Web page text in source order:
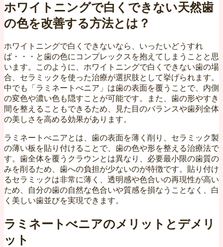
ホワイトニングで白くできない天然歯
の色を改善する方法とは？
ホワイトニングで白くできないなら、いったいどうすれ
ば・・・と歯の色にコンプレックスを抱えてしまうことと思
います。このように、ホワイトニングで白くできない歯の場
合、セラミックを使った治療が選択肢として挙げられます。
中でも「ラミネートべニア」は歯の表面を覆うことで、内側
の変色や濃い色も隠すことが可能です。また、歯の形やすき
間を整えることもできるため、見た目のバランスや歯列全体
の美しさを高める効果があります。
ラミネートべニアとは、歯の表面を薄く削り、セラミック製
の薄い板を貼り付けることで、歯の色や形を整える治療法で
す。歯全体を覆うクラウンとは異なり、必要最小限の歯質の
みを削るため、歯への負担が少ないのが特徴です。貼り付け
るセラミックは非常に薄く、透明感や色合いの再現性が高い
ため、自分の歯の自然な色合いや質感を損なうことなく、白
く美しい歯並びを実現できます。
ラミネートべニアのメリットとデメリ
ット